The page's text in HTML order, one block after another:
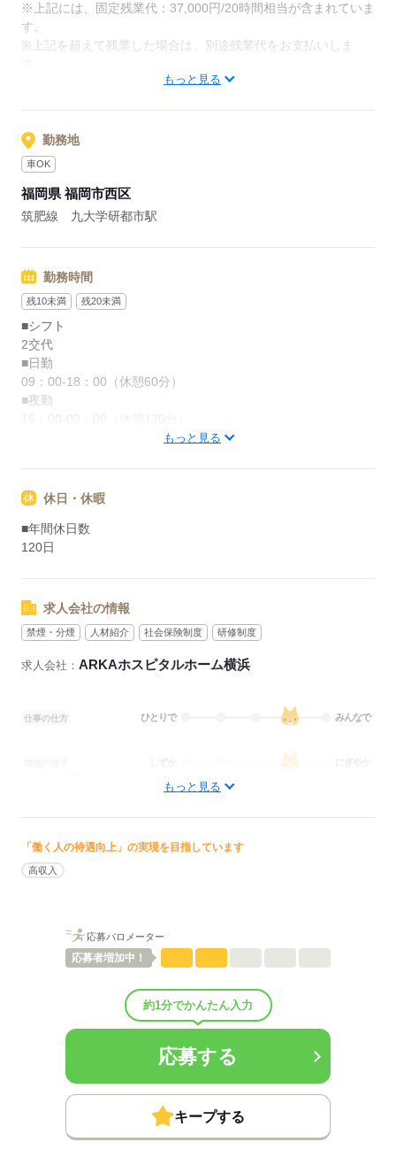
応募する
※上記には、固定残業代：37,000円/20時間相当が含まれていま
す。
※上記を超えて残業した場合は、別途残業代をお支払いしま
ベースアップ手当：9000円
※月給には上記手当を一律含みます
もっと見る
勤務地
車OK
福岡県 福岡市西区
筑肥線 九大学研都市駅
勤務時間
残10未満 残20未満
■シフト
2交代
■日勤
09：00-18：00（休憩60分）
■夜勤
もっと見る
休日・休暇
■年間休日数
120日
求人会社の情報
禁煙・分煙 人材紹介 社会保険制度 研修制度
求人会社： ARKAホスピタルホーム横浜
仕事の仕方 ひとりで みんなで
にぎやか
■賞与備考：規定による
■退職金制度：有（勤続3年以上）
■退職金制度備考：
■試用期間中の労働条件：■受動喫煙防止措置：
敷地内禁煙
応募する
もっと見る
「働く人の待遇向上」の実現を目指しています
高収入
応募バロメーター
応募者増加中！
約1分でかんたん入力
応募する
キープする